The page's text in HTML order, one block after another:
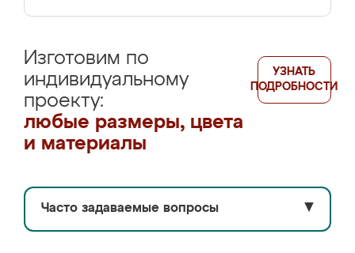
Изготовим по
индивидуальному
проекту:
любые размеры, цвета
и материалы
УЗНАТЬ
ПОДРОБНОСТИ
Часто задаваемые вопросы ▼